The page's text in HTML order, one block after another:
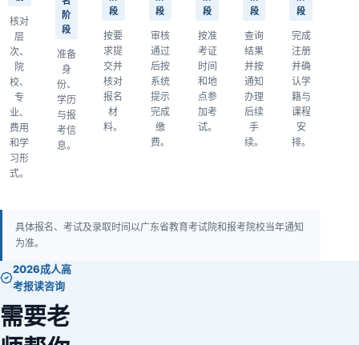
核对
层
次、
院
校、
专
业、
费用
和学
习形
式。
阶
段
准备
身
份、
学历
与报
考信
息。
段
按要
求提
交并
核对
报名
材
料。
段
审核
通过
后按
系统
提示
完成
缴
费。
段
按准
考证
时间
和地
点参
加考
试。
段
查询
结果
并按
通知
办理
后续
手
续。
段
完成
注册
并确
认学
籍与
课程
安
排。
具体报名、考试及录取时间以广东省教育考试院和报考院校当年通知
为准。
2026成人高
考报读咨询
需要老